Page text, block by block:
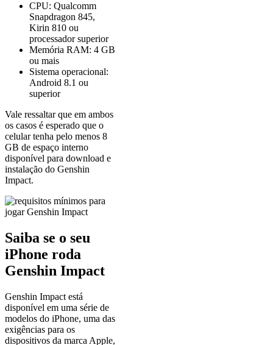
CPU: Qualcomm
Snapdragon 845,
Kirin 810 ou
processador superior
Memória RAM: 4 GB
ou mais
Sistema operacional:
Android 8.1 ou
superior
Vale ressaltar que em ambos
os casos é esperado que o
celular tenha pelo menos 8
GB de espaço interno
disponível para download e
instalação do Genshin
Impact.
Saiba se o seu
iPhone roda
Genshin Impact
Genshin Impact está
disponível em uma série de
modelos do iPhone, uma das
exigências para os
dispositivos da marca Apple,